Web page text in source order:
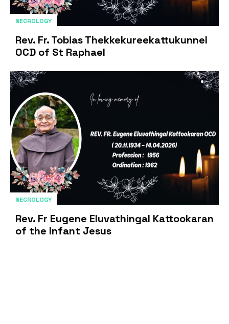
NECROLOGY
Rev. Fr. Tobias Thekkekureekattukunnel
OCD of St Raphael
NECROLOGY
Rev. Fr Eugene Eluvathingal Kattookaran
of the Infant Jesus